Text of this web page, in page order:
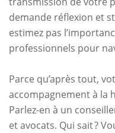
demande réflexion et
estimez pas
professionnels pour
Parce qu’après tout,
accompagnement à la
Parlez-en à un
et avocats. Qui sait ?